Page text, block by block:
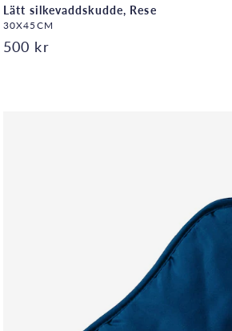
Lätt silkevaddskudde, Rese
30X45CM
500 kr